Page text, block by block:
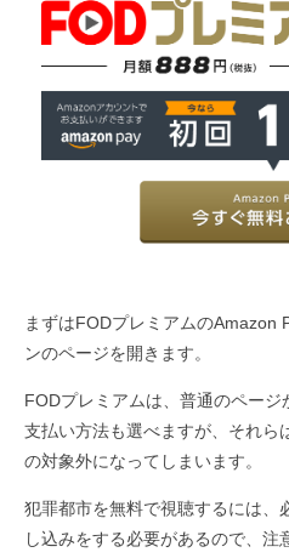
まずはFODプレミアムのAmazon
ンのページを開きます。
FODプレミアムは、普通のペー
支払い方法も選べますが、それら
の対象外になってしまいます。
犯罪都市を無料で視聴するには、
し込みをする必要があるので、注